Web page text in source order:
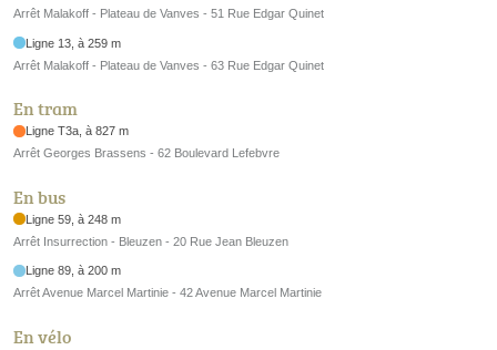
Arrêt Malakoff - Plateau de Vanves - 51 Rue Edgar Quinet
Ligne 13, à 259 m
Arrêt Malakoff - Plateau de Vanves - 63 Rue Edgar Quinet
En tram
Ligne T3a, à 827 m
Arrêt Georges Brassens - 62 Boulevard Lefebvre
En bus
Ligne 59, à 248 m
Arrêt Insurrection - Bleuzen - 20 Rue Jean Bleuzen
Ligne 89, à 200 m
Arrêt Avenue Marcel Martinie - 42 Avenue Marcel Martinie
En vélo